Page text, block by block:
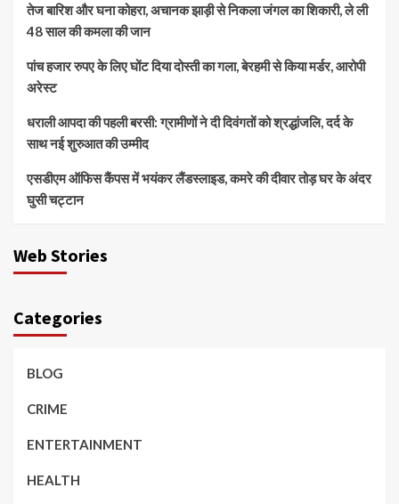
तेज बारिश और घना कोहरा, अचानक झाड़ी से निकला जंगल का शिकारी, ले ली
48 साल की कमला की जान
पांच हजार रुपए के लिए घोंट दिया दोस्ती का गला, बेरहमी से किया मर्डर, आरोपी
अरेस्ट
धराली आपदा की पहली बरसी: ग्रामीणों ने दी दिवंगतों को श्रद्धांजलि, दर्द के
साथ नई शुरुआत की उम्मीद
एसडीएम ऑफिस कैंपस में भयंकर लैंडस्लाइड, कमरे की दीवार तोड़ घर के अंदर
घुसी चट्टान
Web Stories
Categories
BLOG
CRIME
ENTERTAINMENT
HEALTH